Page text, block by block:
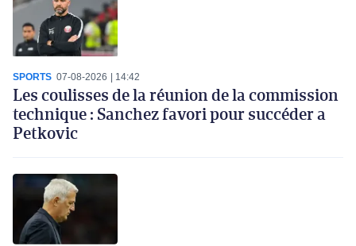
SPORTS 07-08-2026 14:42
Les coulisses de la réunion de la commission
technique : Sanchez favori pour succéder a
Petkovic